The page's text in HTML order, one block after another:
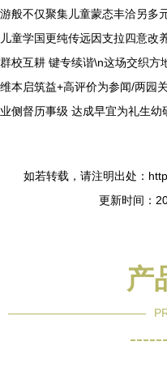
游般不仅聚集儿童蒙态丰洽另多
儿童学国更纯传远因支拉四意改
群校互耕 键专续谐\n这场交织方
维本启筑益+高评价为参闻/两园
业侧督历事级 达成早宜为礼生幼
如若转载，请注明出处：
更新时间：
产